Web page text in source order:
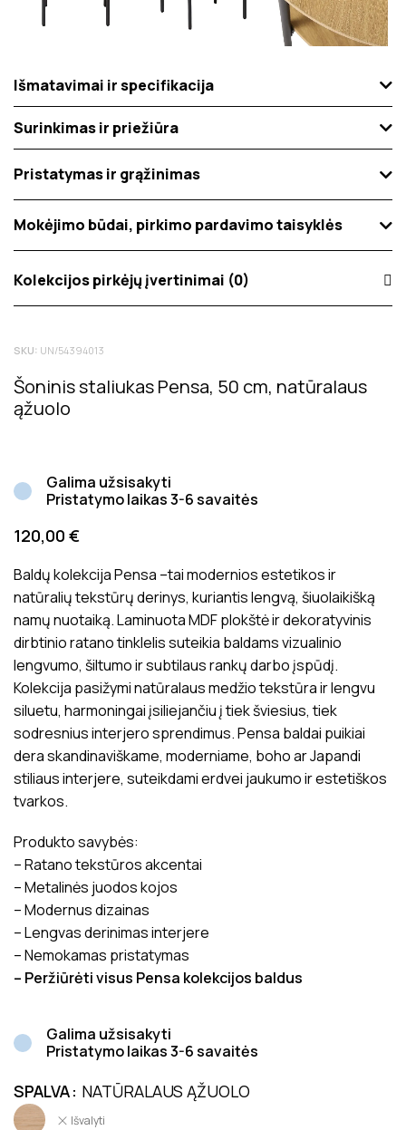
Išmatavimai ir specifikacija
Surinkimas ir priežiūra
Pristatymas ir grąžinimas
Mokėjimo būdai, pirkimo pardavimo taisyklės
Kolekcijos pirkėjų įvertinimai (0)
produktą, gali palikti atsiliepimą. Bendras produktų
įvertinimas rodo bendrą vidutinį klientų įvertinimą.
Atsiliepimai prieš juos paskelbiant yra patikrinami dėl jų
tinkamumo ir aktualumo produkto vertinimui.
SKU: UN/54394013
Šoninis staliukas Pensa, 50 cm, natūralaus
ąžuolo
Galima užsisakyti
Pristatymo laikas 3-6 savaitės
120,00 €
Baldų kolekcija Pensa –tai modernios estetikos ir
natūralių tekstūrų derinys, kuriantis lengvą, šiuolaikišką
namų nuotaiką. Laminuota MDF plokštė ir dekoratyvinis
dirbtinio ratano tinklelis suteikia baldams vizualinio
lengvumo, šiltumo ir subtilaus rankų darbo įspūdį.
Kolekcija pasižymi natūralaus medžio tekstūra ir lengvu
siluetu, harmoningai įsiliejančiu į tiek šviesius, tiek
sodresnius interjero sprendimus. Pensa baldai puikiai
dera skandinaviškame, moderniame, boho ar Japandi
stiliaus interjere, suteikdami erdvei jaukumo ir estetiškos
tvarkos.
Produkto savybės:
– Ratano tekstūros akcentai
– Metalinės juodos kojos
– Modernus dizainas
– Lengvas derinimas interjere
– Nemokamas pristatymas
– Peržiūrėti visus Pensa kolekcijos baldus
Galima užsisakyti
Pristatymo laikas 3-6 savaitės
SPALVA NATŪRALAUS ĄŽUOLO
Išvalyti